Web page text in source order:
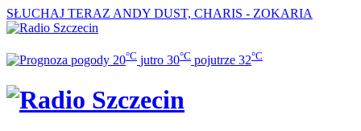
SŁUCHAJ TERAZ ANDY DUST, CHARIS - ZOKARIA
20°C jutro 30°C pojutrze 32°C